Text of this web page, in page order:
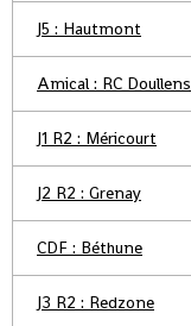
J5 : Hautmont
Amical : RC Doullens
J1 R2 : Méricourt
J2 R2 : Grenay
CDF : Béthune
J3 R2 : Redzone